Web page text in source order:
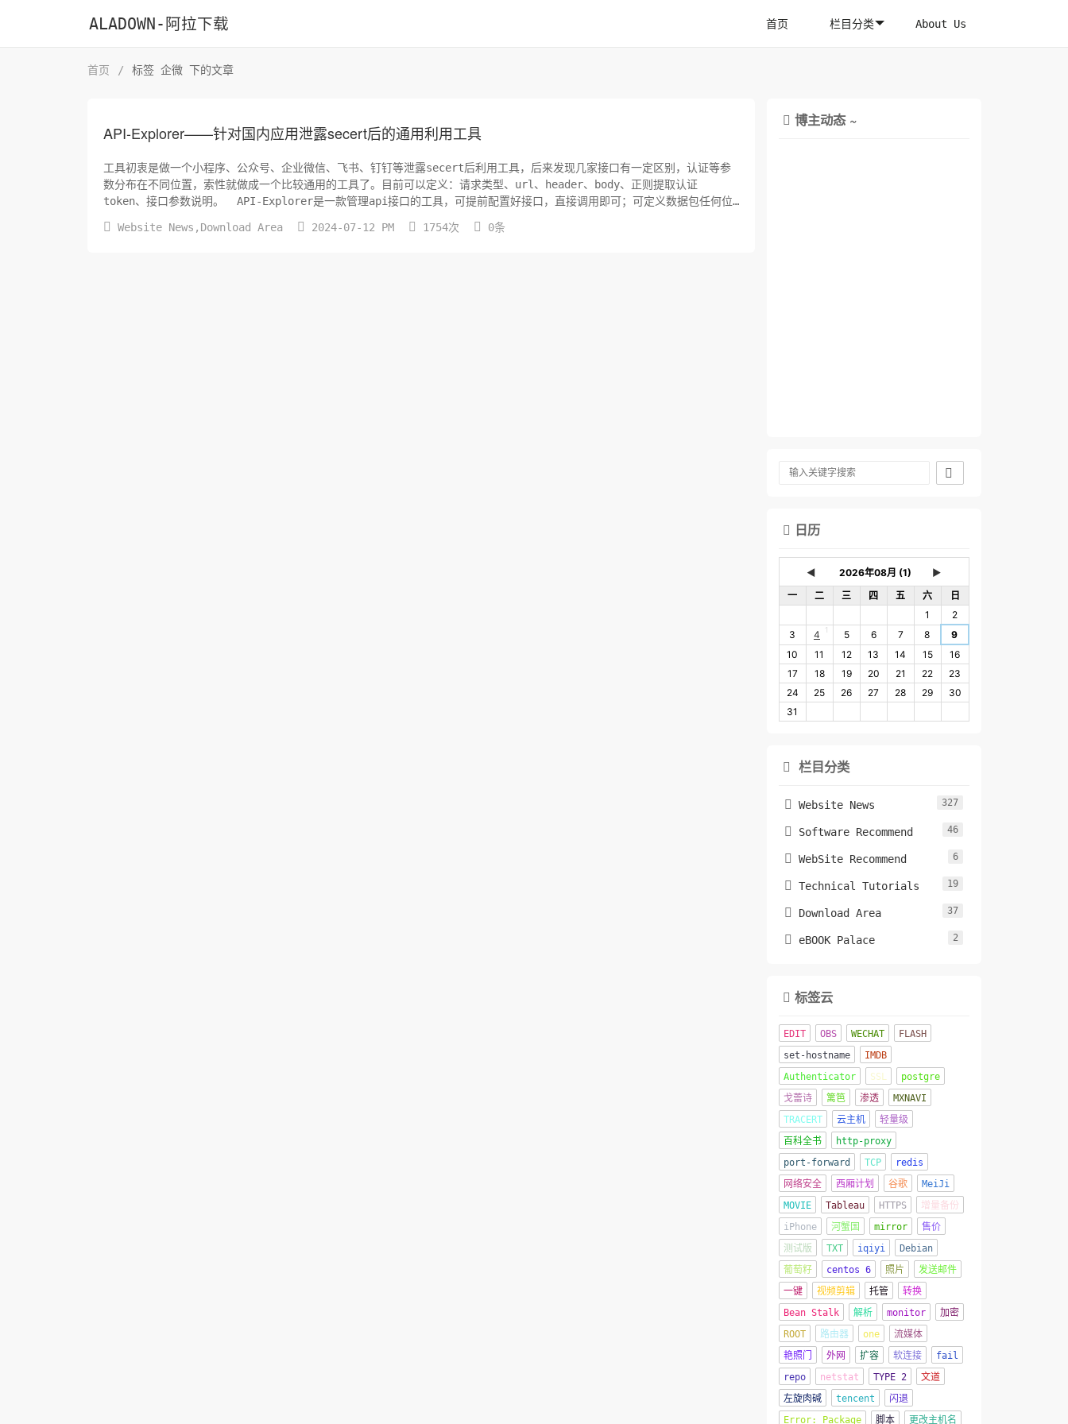
ALADOWN-阿拉下载 首页 栏目分类 About Us
首页 / 标签 企微 下的文章
API-Explorer——针对国内应用泄露secert后的通用利用工具
工具初衷是做一个小程序、公众号、企业微信、飞书、钉钉等泄露secert后利用工具，后来发现几家接口有一定区别，认证等参
数分布在不同位置，索性就做成一个比较通用的工具了。目前可以定义：请求类型、url、header、body、正则提取认证
token、接口参数说明。 ​ API-Explorer是一款管理api接口的工具，可提前配置好接口，直接调用即可；可定义数据包任何位
 Website News , Download Area  2024-07-12 PM  1754次  0条
 博主动态 ~

 日历
◄
►
一
二 三 四 五 六
日
1
2
3
4 1 5 6 7 8
9
10
11 12 13 14 15
16
17
18 19 20 21 22
23
24
25 26 27 28 29
30
31
 栏目分类
 Website News 327
 Software Recommend 46
 WebSite Recommend 6
 Technical Tutorials 19
 Download Area 37
 eBOOK Palace 2
 标签云
EDIT OBS WECHAT
FLASH
set-hostname
IMDB
Authenticator
SSL
postgre
戈蕾诗
篱笆 渗透
MXNAVI
TRACERT
云主机
轻量级
百科全书
http-proxy
port-forward
TCP
redis
网络安全
西厢计划 谷歌
MeiJi
MOVIE
Tableau HTTPS
增量备份
iPhone
河蟹国 mirror
售价
测试版
TXT iqiyi
Debian
葡萄籽
centos 6 照片
发送邮件
一键
视频剪辑 托管
转换
Bean Stalk
解析 monitor
加密
ROOT
路由器 one
流媒体
艳照门
外网 扩容 软连接
fail
repo
netstat TYPE 2
文道
左旋肉碱
tencent
闪退
Error: Package
脚本 更改主机名